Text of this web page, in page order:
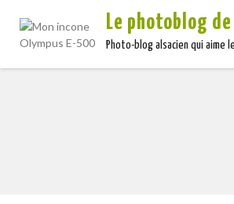
Le photoblog de
Photo-blog alsacien qui aime